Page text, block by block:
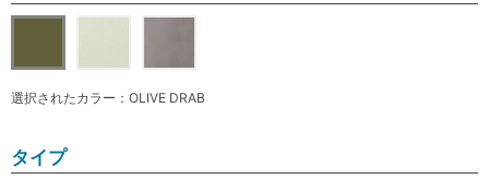
選択されたカラー：OLIVE DRAB
タイプ